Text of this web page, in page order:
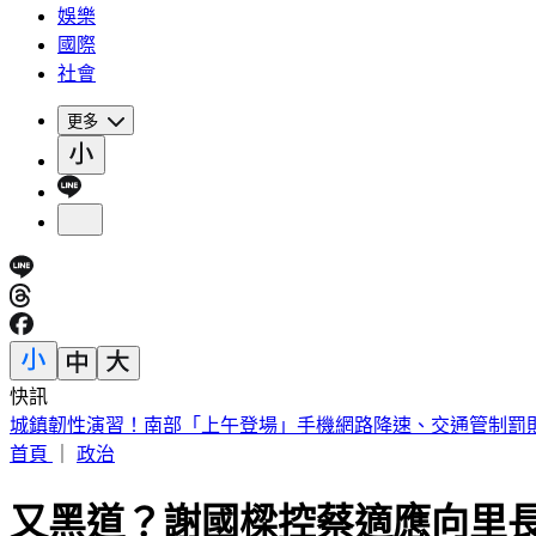
娛樂
國際
社會
更多
快訊
城鎮韌性演習！南部「上午登場」手機網路降速、交通管制罰
首頁
政治
又黑道？謝國樑控蔡適應向里